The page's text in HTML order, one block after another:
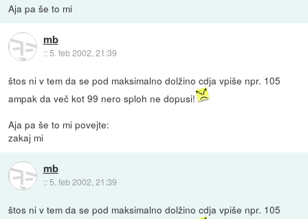
Aja pa še to mi
mb
::5. feb 2002, 21:39
štos ni v tem da se pod maksimalno dolžino cdja vpiše npr. 105
ampak da več kot 99 nero sploh ne dopusi!
Aja pa še to mi povejte:
zakaj mi
mb
:: 5. feb 2002, 21:39
štos ni v tem da se pod maksimalno dolžino cdja vpiše npr. 105